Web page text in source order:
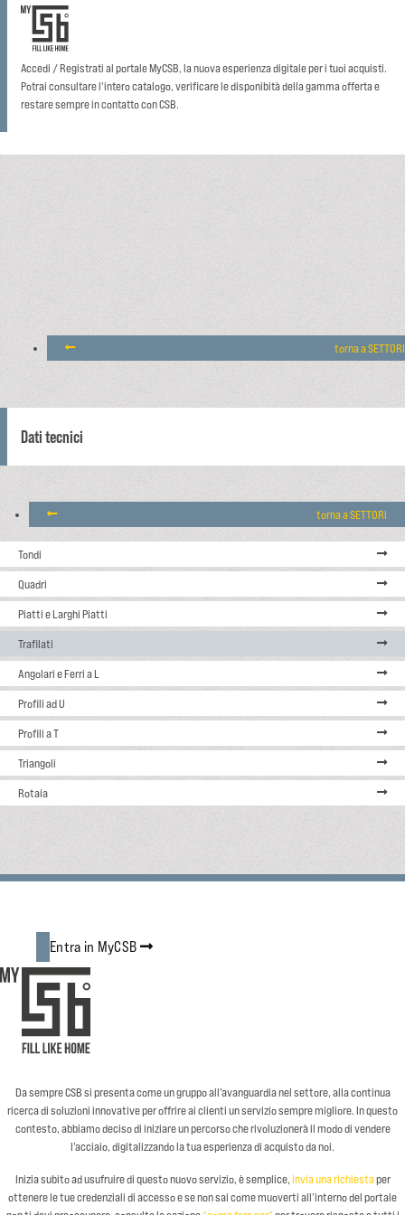
Accedi / Registrati al portale MyCSB, la nuova esperienza digitale per i tuoi acquisti.
Potrai consultare l'intero catalogo, verificare le disponibità della gamma offerta e
restare sempre in contatto con CSB.
torna a SETTORI
Dati tecnici
torna a SETTORI
Tondi
Quadri
Piatti e Larghi Piatti
Trafilati
Angolari e Ferri a L
Profili ad U
Profili a T
Triangoli
Rotaia
Entra in MyCSB
Da sempre CSB si presenta come un gruppo all’avanguardia nel settore, alla continua
ricerca di soluzioni innovative per offrire ai clienti un servizio sempre migliore. In questo
contesto, abbiamo deciso di iniziare un percorso che rivoluzionerà il modo di vendere
l’acciaio, digitalizzando la tua esperienza di acquisto da noi.
Inizia subito ad usufruire di questo nuovo servizio, è semplice,invia una richiestaper
ottenere le tue credenziali di accesso e se non sai come muoverti all’interno del portale